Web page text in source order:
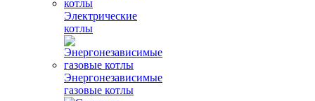
Электрические
котлы
Энергонезависимые
газовые котлы